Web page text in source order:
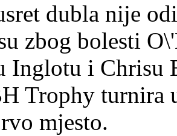
dubla nije
zbog bolesti
Inglotu i Chrisu
Trophy turnira
mjesto.